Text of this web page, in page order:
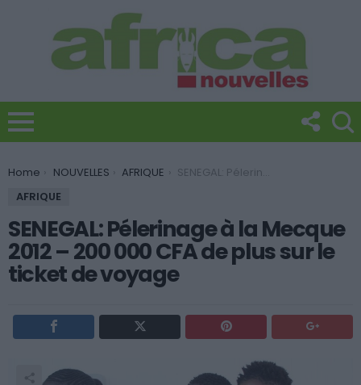
You are here:
Home NOUVELLES AFRIQUE
SENEGAL: Pélerinage à la Mecque 2012 – 200 000 CFA de plus sur le ticket de voyage
AFRIQUE
SENEGAL: Pélerinage à la Mecque
2012 – 200 000 CFA de plus sur le
ticket de voyage